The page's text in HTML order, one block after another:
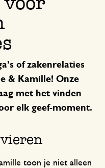
of zakenrelaties
& Kamille! Onze
met het vinden
elk geef-moment.
toon je niet alleen